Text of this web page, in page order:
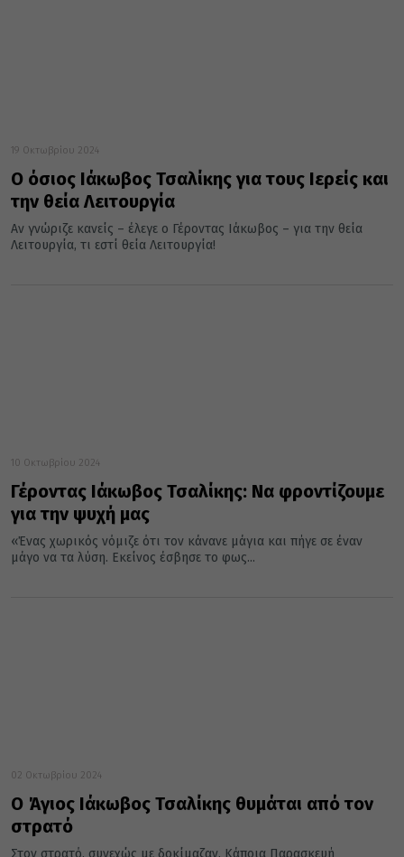
19 Οκτωβρίου 2024
Ο όσιος Ιάκωβος Τσαλίκης για τους Ιερείς και
την θεία Λειτουργία
Αν γνώριζε κανείς – έλεγε ο Γέροντας Ιάκωβος – για την θεία
Λειτουργία, τι εστί θεία Λειτουργία!
10 Οκτωβρίου 2024
Γέροντας Ιάκωβος Τσαλίκης: Να φροντίζουμε
για την ψυχή μας
«Ένας χωρικός νόμιζε ότι τον κάνανε μάγια και πήγε σε έναν
μάγο να τα λύση. Εκείνος έσβησε το φως...
02 Οκτωβρίου 2024
Ο Άγιος Ιάκωβος Τσαλίκης θυμάται από τον
στρατό
Στον στρατό, συνεχώς με δοκίμαζαν. Κάποια Παρασκευή